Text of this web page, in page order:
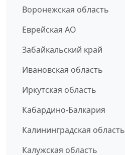
Воронежская область
Еврейская АО
Забайкальский край
Ивановская область
Иркутская область
Кабардино-Балкария
Калининградская область
Калужская область